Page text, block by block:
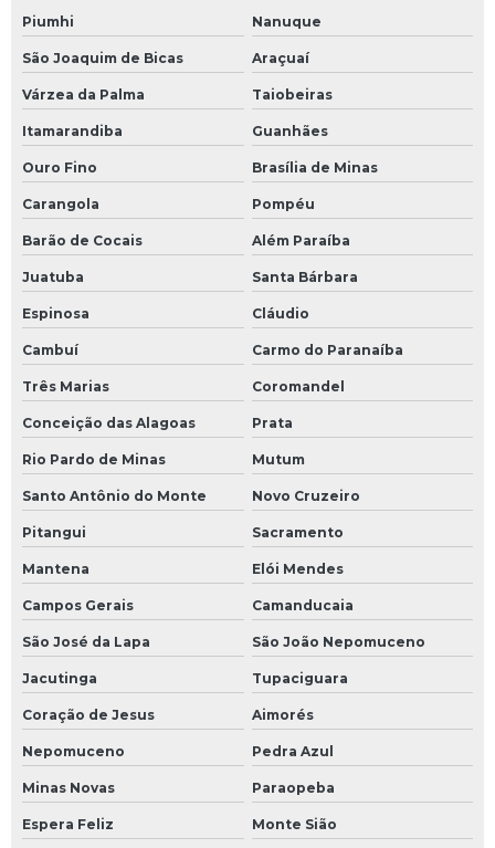
Serviço de instalação de caldeiras
Serviço de montagem de tubulação de sistemas de
fluidos térmicos
Sistema de aquecimento de fluido térmico
Sistema de aquecimento por óleo térmico
Sistema de fluido térmico
Sistema de óleo térmico
Soluções em eficiência energética
Transferidor de calor óleo
Treinamento operação de sistema de fluido térmico
Trocador de calor de óleo
Tubulação industrial
Tubulação para indústrias
Válvula globo para óleo térmico
Válvula para óleo térmico
Piumhi Nanuque
São Joaquim de Bicas Araçuaí
Várzea da Palma Taiobeiras
Itamarandiba Guanhães
Ouro Fino Brasília de Minas
Carangola Pompéu
Barão de Cocais Além Paraíba
Juatuba Santa Bárbara
Espinosa Cláudio
Cambuí Carmo do Paranaíba
Três Marias Coromandel
Conceição das Alagoas Prata
Rio Pardo de Minas Mutum
Santo Antônio do Monte Novo Cruzeiro
Pitangui Sacramento
Mantena Elói Mendes
Campos Gerais Camanducaia
São José da Lapa São João Nepomuceno
Jacutinga Tupaciguara
Coração de Jesus Aimorés
Nepomuceno Pedra Azul
Minas Novas Paraopeba
Espera Feliz Monte Sião